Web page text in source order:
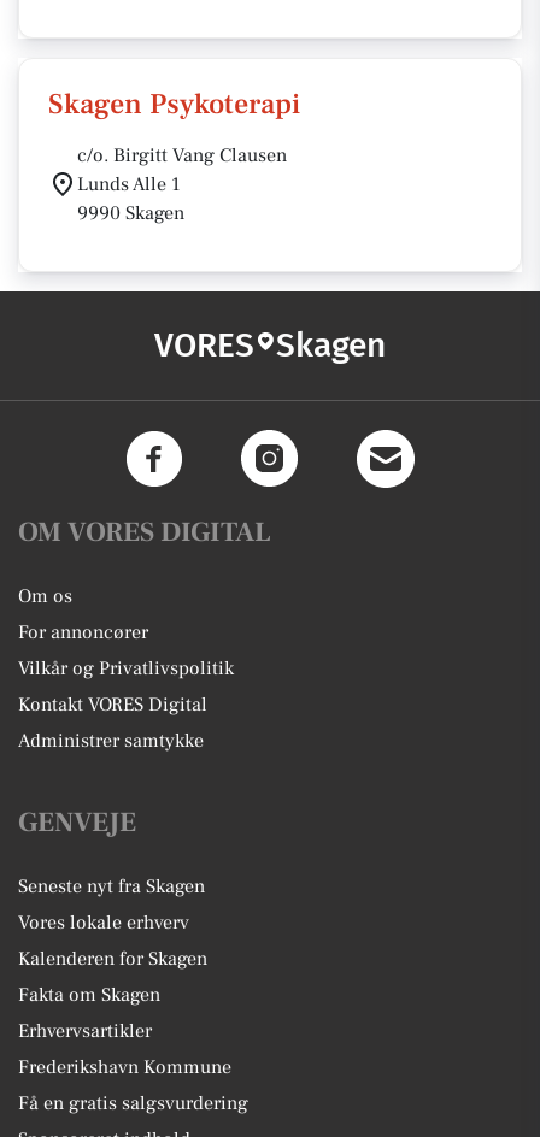
Skagen Psykoterapi
c/o. Birgitt Vang Clausen
Lunds Alle 1
9990 Skagen
VORES Skagen
OM VORES DIGITAL
Om os
For annoncører
Vilkår og Privatlivspolitik
Kontakt VORES Digital
Administrer samtykke
GENVEJE
Seneste nyt fra Skagen
Vores lokale erhverv
Kalenderen for Skagen
Fakta om Skagen
Erhvervsartikler
Frederikshavn Kommune
Få en gratis salgsvurdering